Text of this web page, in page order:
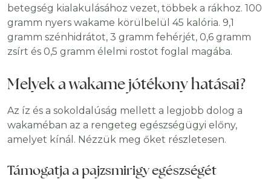
betegség kialakulásához vezet, többek a rákhoz. 100
gramm nyers wakame körülbelül 45 kalória. 9,1
gramm szénhidrátot, 3 gramm fehérjét, 0,6 gramm
zsírt és 0,5 gramm élelmi rostot foglal magába.
Melyek a wakame jótékony hatásai?
Az íz és a sokoldalúság mellett a legjobb dolog a
wakaméban az a rengeteg egészségügyi előny,
amelyet kínál. Nézzük meg őket részletesen.
Támogatja a pajzsmirigy egészségét